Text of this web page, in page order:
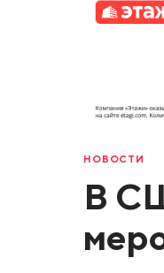
НОВОСТИ
В